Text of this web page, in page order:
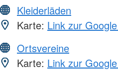
Kleiderläden
Karte: Link zur
Ortsvereine
Karte: Link zur